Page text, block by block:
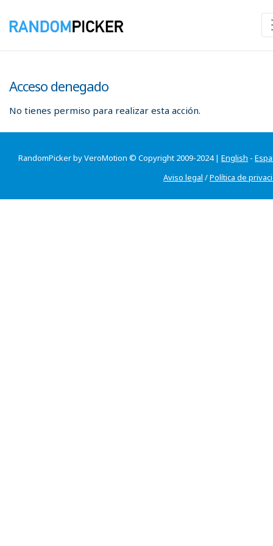
Acceso denegado
No tienes permiso para realizar esta acción.
RandomPicker by VeroMotion © Copyright 2009-2024 | English -
Aviso legal /Política de